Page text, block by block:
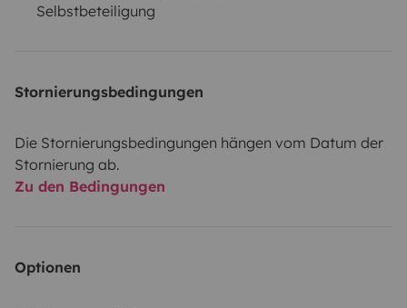
Selbstbeteiligung
Stornierungsbedingungen
Die Stornierungsbedingungen hängen vom Datum der
Stornierung ab.
Zu den Bedingungen
Optionen